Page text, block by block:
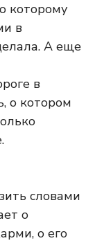
которому
в
А еще
в
о котором
словами
о
о его